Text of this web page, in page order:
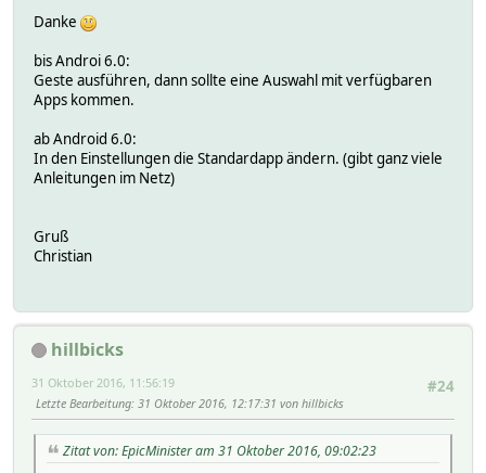
Danke
bis Androi 6.0:
Geste ausführen, dann sollte eine Auswahl mit verfügbaren
Apps kommen.
ab Android 6.0:
In den Einstellungen die Standardapp ändern. (gibt ganz viele
Anleitungen im Netz)
Gruß
Christian
hillbicks
#24
31 Oktober 2016, 11:56:19
Letzte Bearbeitung: 31 Oktober 2016, 12:17:31 von hillbicks
Zitat von: EpicMinister am 31 Oktober 2016, 09:02:23